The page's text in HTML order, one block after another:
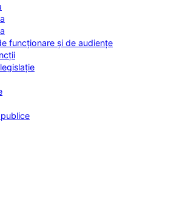
funcționare și de audiențe